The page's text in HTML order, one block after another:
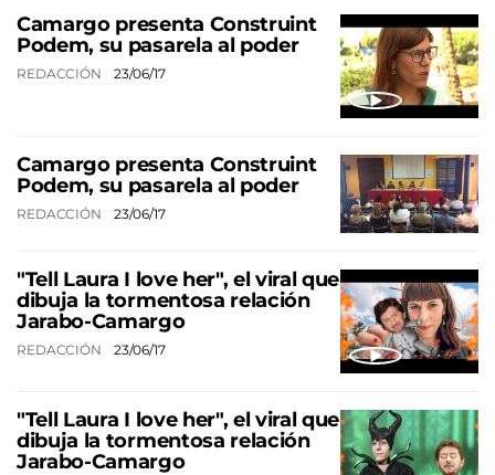
Camargo presenta Construint
Podem, su pasarela al poder
REDACCIÓN 23/06/17
Camargo presenta Construint
Podem, su pasarela al poder
REDACCIÓN 23/06/17
"Tell Laura I love her", el viral que
dibuja la tormentosa relación
Jarabo-Camargo
REDACCIÓN 23/06/17
"Tell Laura I love her", el viral que
dibuja la tormentosa relación
Jarabo-Camargo